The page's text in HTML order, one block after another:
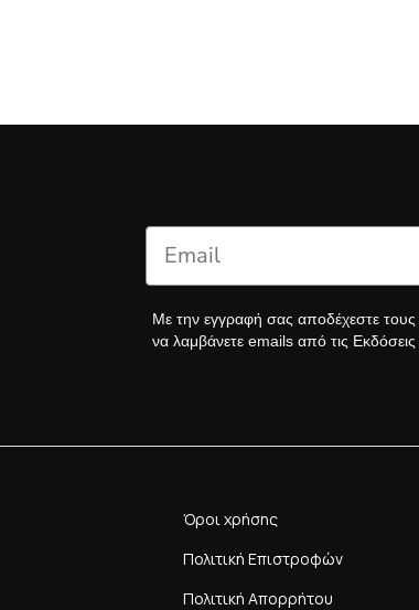
Με την εγγραφή σας αποδέχεστε τους
να λαμβάνετε emails από τις
Όροι χρήσης
Πολιτική Επιστροφών
Πολιτική Απορρήτου